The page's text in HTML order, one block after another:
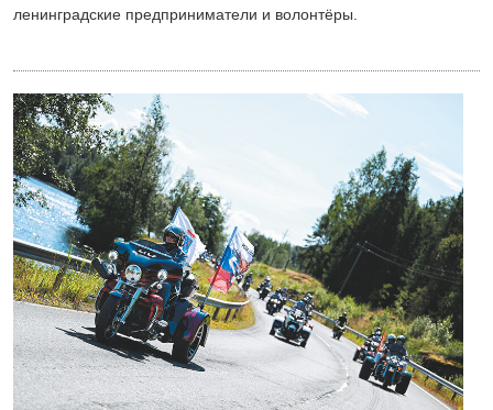
ленинградские предприниматели и волонтёры.